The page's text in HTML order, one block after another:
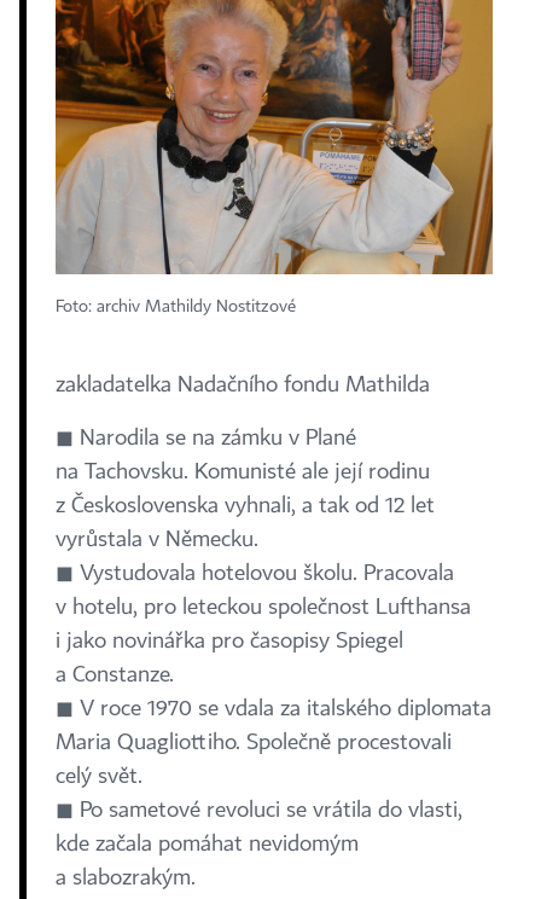
Foto: archiv Mathildy Nostitzové
zakladatelka Nadačního fondu Mathilda
◼ Narodila se na zámku v Plané
na Tachovsku. Komunisté ale její rodinu
z Československa vyhnali, a tak od 12 let
vyrůstala v Německu.
◼ Vystudovala hotelovou školu. Pracovala
v hotelu, pro leteckou společnost Lufthansa
i jako novinářka pro časopisy Spiegel
a Constanze.
◼ V roce 1970 se vdala za italského diplomata
Maria Quagliottiho. Společně procestovali
celý svět.
◼ Po sametové revoluci se vrátila do vlasti,
kde začala pomáhat nevidomým
a slabozrakým.